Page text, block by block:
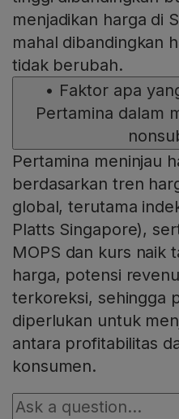
menjadikan harga di
mahal dibandingkan
tidak berubah.
• Faktor apa
Pertamina dalam
Pertamina meninjau
berdasarkan tren
global, terutama
Platts Singapore),
MOPS dan kurs naik
harga, potensi
terkoreksi, sehingga
diperlukan untuk
antara profitabilitas
konsumen.